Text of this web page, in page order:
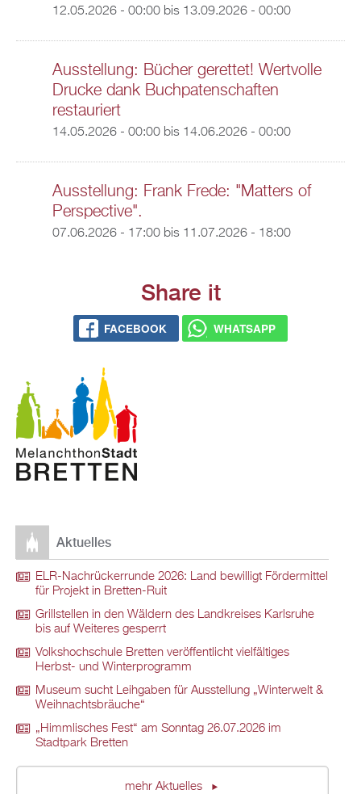
12.05.2026 - 00:00bis 13.09.2026 - 00:00
Ausstellung: Bücher gerettet! Wertvolle
Drucke dank Buchpatenschaften
restauriert
14.05.2026 - 00:00bis 14.06.2026 - 00:00
Ausstellung: Frank Frede: "Matters of
Perspective".
07.06.2026 - 17:00bis 11.07.2026 - 18:00
Share it
FACEBOOK WHATSAPP
Aktuelles
ELR-Nachrückerrunde 2026: Land bewilligt Fördermittel
für Projekt in Bretten-Ruit
Grillstellen in den Wäldern des Landkreises Karlsruhe
bis auf Weiteres gesperrt
Volkshochschule Bretten veröffentlicht vielfältiges
Herbst- und Winterprogramm
Museum sucht Leihgaben für Ausstellung „Winterwelt &
Weihnachtsbräuche“
„Himmlisches Fest“ am Sonntag 26.07.2026 im
Stadtpark Bretten
mehr Aktuelles